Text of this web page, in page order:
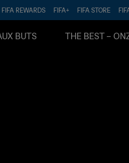
FIFA REWARDS FIFA+ FIFA STORE
BUTS THE BEST –